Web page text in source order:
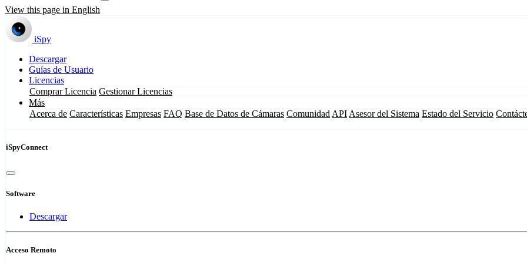
View this page in English
iSpy
Descargar
Guías de Usuario
Licencias
Comprar Licencia Gestionar Licencias
Más
Acerca de Características Empresas FAQ Base de Datos de Cámaras Comunidad API Asesor del Sistema Estado del Servicio
iSpyConnect
Software
Descargar
Acceso Remoto